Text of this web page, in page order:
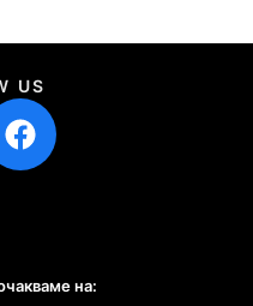
US
на: